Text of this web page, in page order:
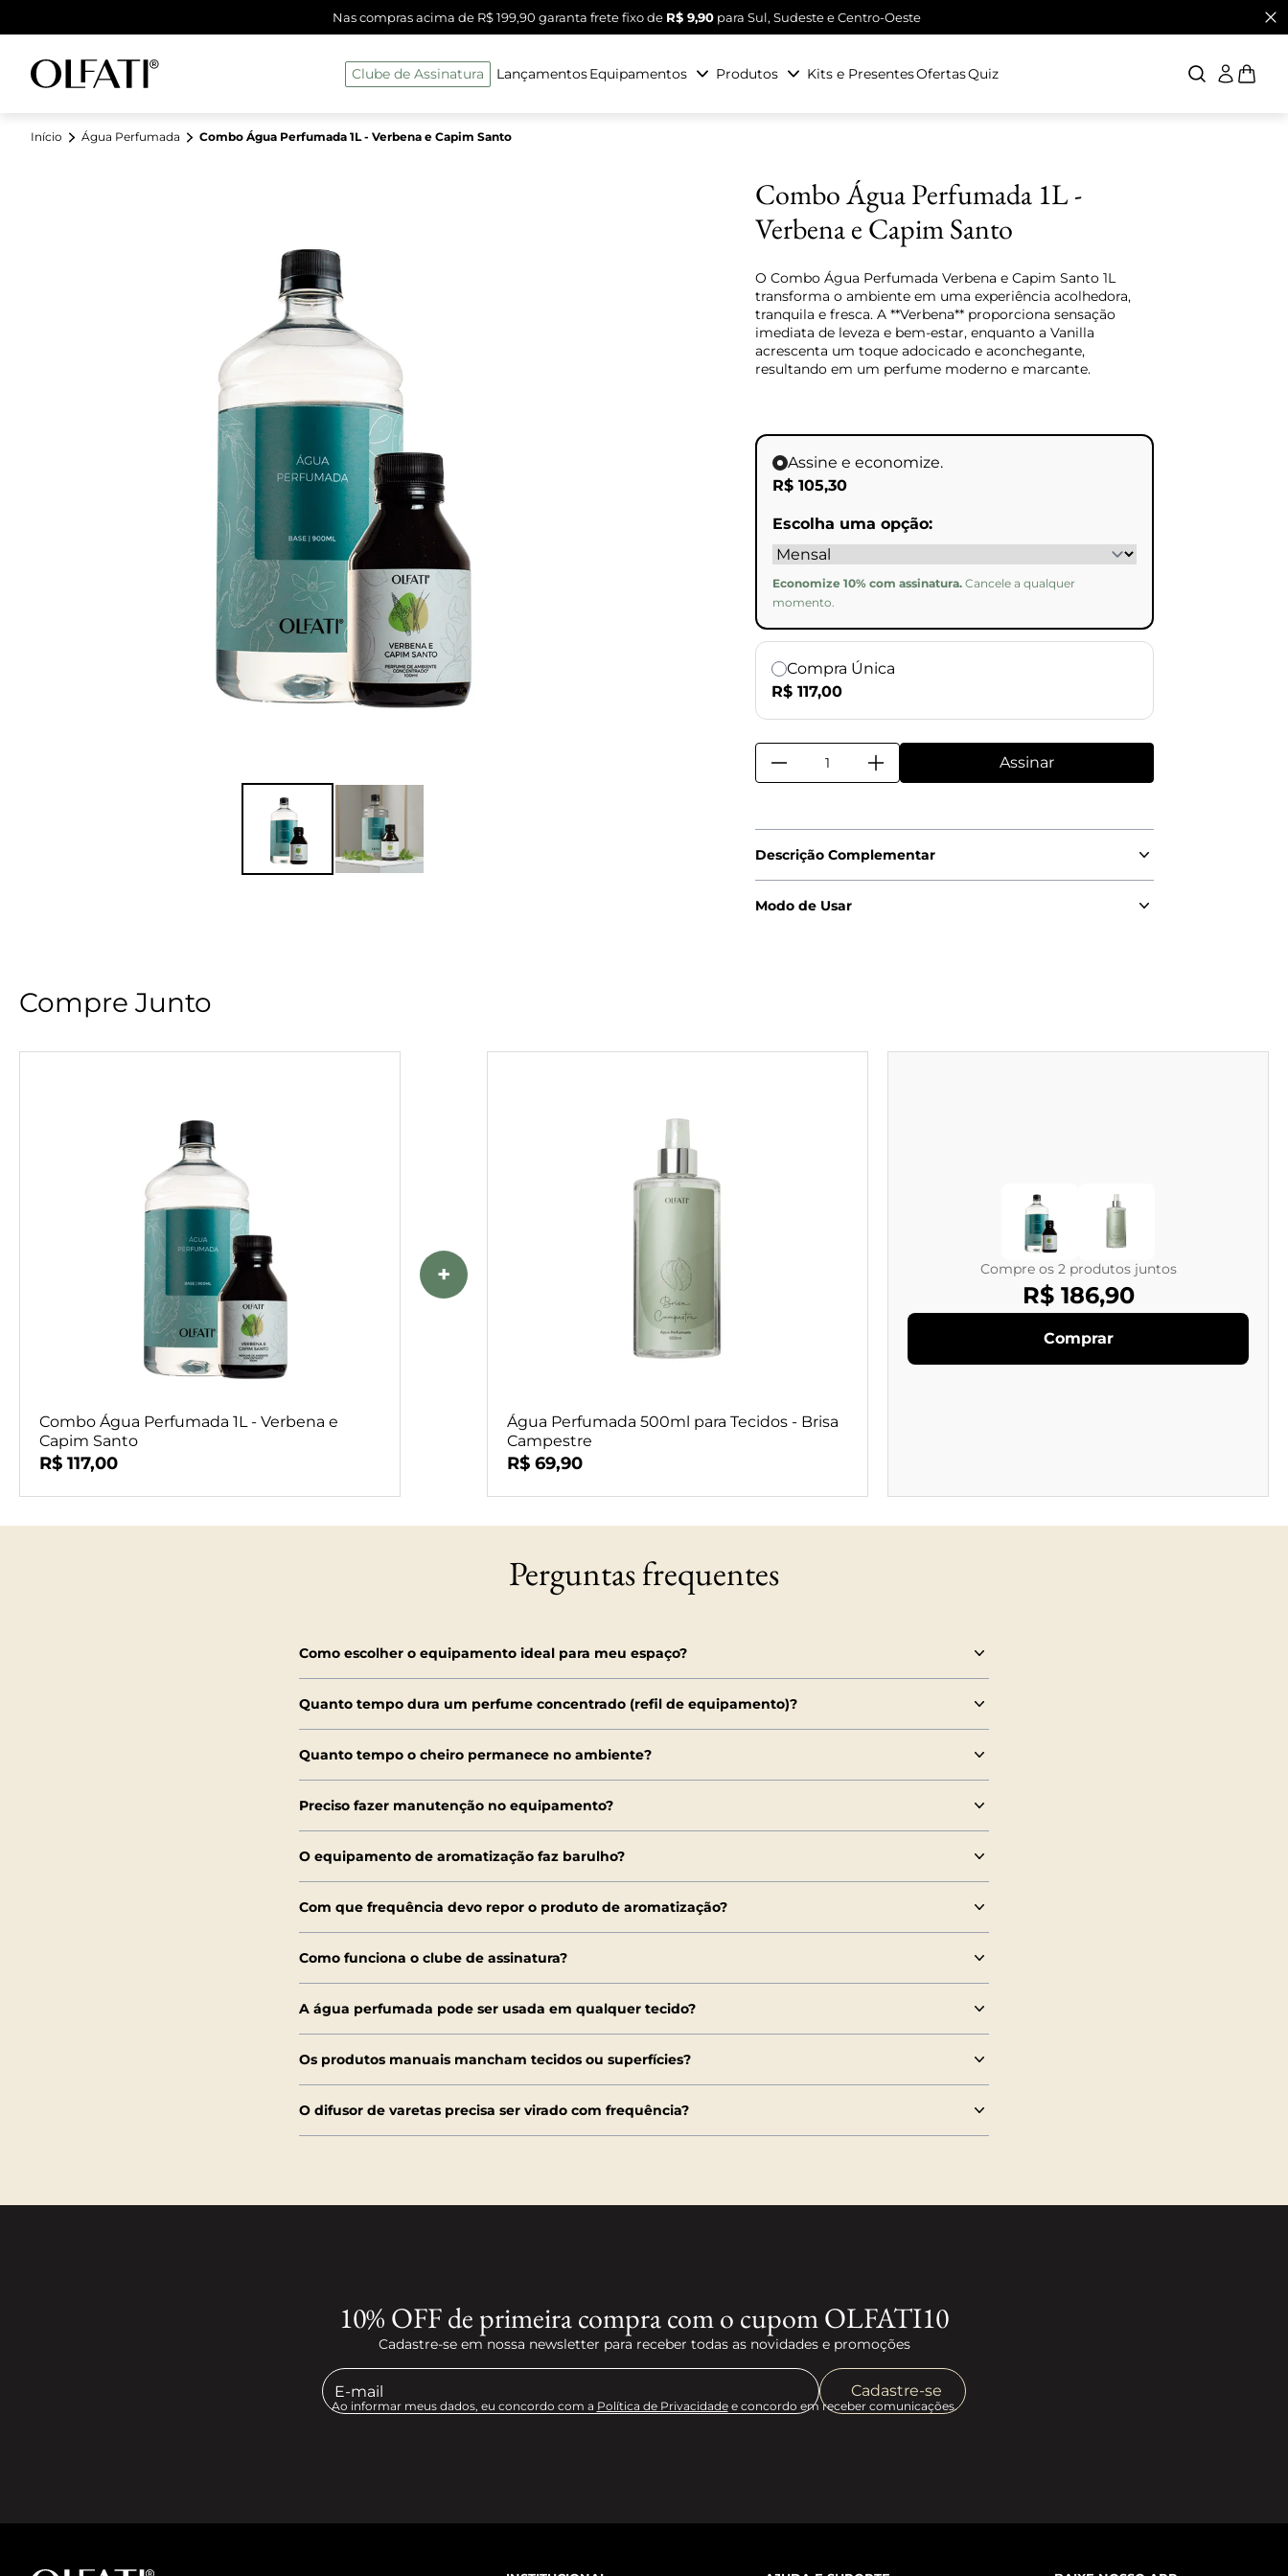
Nas compras acima de R$ 199,90 garanta frete fixo de R$ 9,90 para Sul, Sudeste e Centro-Oeste
Clube de Assinatura LançamentosEquipamentos Produtos Kits e PresentesOfertasQuiz
Início Água Perfumada Combo Água Perfumada 1L - Verbena e Capim Santo
Combo Água Perfumada 1L -
Verbena e Capim Santo
O Combo Água Perfumada Verbena e Capim Santo 1L
transforma o ambiente em uma experiência acolhedora,
tranquila e fresca. A **Verbena** proporciona sensação
imediata de leveza e bem-estar, enquanto a Vanilla
acrescenta um toque adocicado e aconchegante,
resultando em um perfume moderno e marcante.
Assine e economize.
R$ 105,30
Escolha uma opção:
Economize 10% com assinatura. Cancele a qualquer
momento.
Compra Única
R$ 117,00
Assinar
Combo Água Perfumada 1L -
Descrição Complementar
Modo de Usar
Compre Junto
Combo Água Perfumada 1L - Verbena e
Capim Santo
R$ 117,00
+
Água Perfumada 500ml para Tecidos - Brisa
Campestre
R$ 69,90
Compre os 2 produtos juntos
R$ 186,90
Comprar
Perguntas frequentes
Como escolher o equipamento ideal para meu espaço?
Quanto tempo dura um perfume concentrado (refil de equipamento)?
Quanto tempo o cheiro permanece no ambiente?
Preciso fazer manutenção no equipamento?
O equipamento de aromatização faz barulho?
Com que frequência devo repor o produto de aromatização?
Como funciona o clube de assinatura?
A água perfumada pode ser usada em qualquer tecido?
Os produtos manuais mancham tecidos ou superfícies?
O difusor de varetas precisa ser virado com frequência?
10% OFF de primeira compra com o cupom OLFATI10
Cadastre-se em nossa newsletter para receber todas as novidades e promoções
Cadastre-se
Ao informar meus dados, eu concordo com a Política de Privacidadee concordo em receber comunicações.